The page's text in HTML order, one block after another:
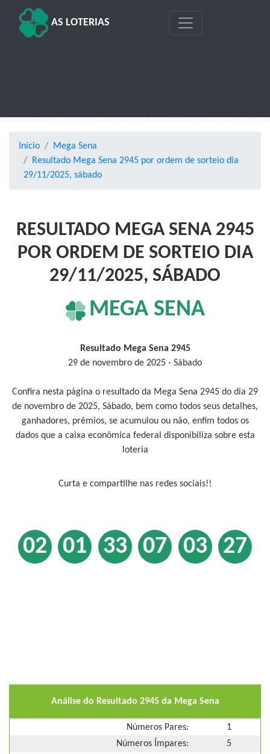
AS LOTERIAS
Início
Mega Sena
Resultado Mega Sena 2945 por ordem de sorteio dia
29/11/2025, sábado
RESULTADO MEGA SENA 2945
POR ORDEM DE SORTEIO DIA
29/11/2025, SÁBADO
MEGA SENA
Resultado Mega Sena 2945
29 de novembro de 2025 - Sábado
Confira nesta página o resultado da Mega Sena 2945 do dia 29
de novembro de 2025, Sábado, bem como todos seus detalhes,
ganhadores, prêmios, se acumulou ou não, enfim todos os
dados que a caixa econômica federal disponibiliza sobre esta
loteria
Curta e compartilhe nas redes sociais!!
02 01 33 07 03 27
Análise do Resultado 2945 da Mega Sena
Números Pares:
1
Números Ímpares:
5